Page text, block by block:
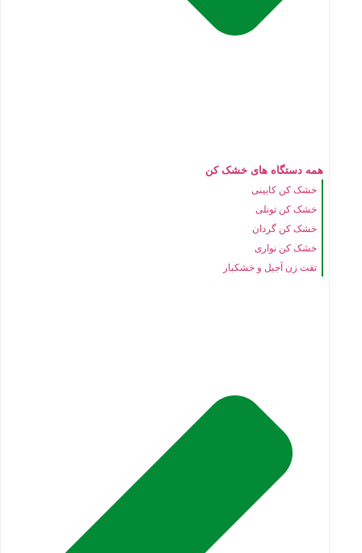
همه دستگاه های خشک کن
خشک کن کابینی
خشک کن تونلی
خشک کن گردان
خشک کن نواری
تفت زن آجیل و خشکبار